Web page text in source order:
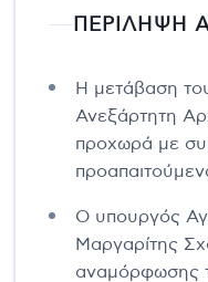
ΠΕΡΙΛΗΨΗ
Η μετάβαση
Ανεξάρτητη
προχωρά με
Ο υπουργός
Μαργαρίτης
αναμόρφωσης